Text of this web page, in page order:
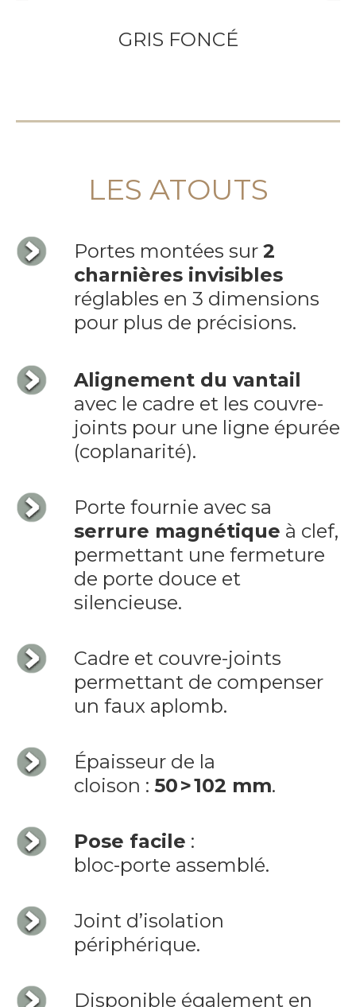
GRIS FONCÉ
LES ATOUTS
Portes montées sur2
charnières invisibles
réglables en 3 dimensions
pour plus de précisions.
Alignement du vantail
avec le cadre et les couvre-
joints pour une ligne épurée
(coplanarité).
Porte fournie avec sa
serrure magnétique à clef,
permettant une fermeture
de porte douce et
silencieuse.
Cadre et couvre-joints
permettant de compenser
un faux aplomb.
Épaisseur de la
cloison : 50 > 102 mm.
Pose facile :
bloc-porte assemblé.
Joint d’isolation
périphérique.
Disponible également en